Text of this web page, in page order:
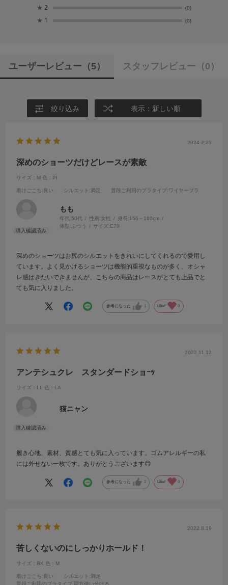
★ 2 (0)
★ 1 (0)
ユーザーレビュー （5） スタッフレビュー （0）
絞り込み 表示：新しい順
2024.2.25
深めのショーツだけどレースが素敵
サイズ：M 色：PI
着けごこち:良い シルエット :満足 普段ご利用のブラタイプ :ワイヤーブラ
もも
年代:50代 性別:女性 身長:156～160cm
体型: ふつう サイズ:E70
深めのショーツはお尻のシルエットをきれいにしてくれるので愛用し
ています。よく見かけるショーツは機能的重視なものが多く、オシャ
レ感はきたいできませんが、こちらの商品はレースがとても上品でと
ても気に入りました。
参考になった 1 Like! 0
2022.11.12
アンテシュクレ スタンダードショｰｯ
サイズ：LL 色：LA
猫ニャン
履き心地、素材、質感とても気に入っています。ゴムアレルギーの私
には外せない一枚です。ありがとうございます😊
参考になった 2 Like! 0
2022.8.19
苦しくないのにしっかりホールド！
サイズ：BK 色：M
着けごこち:良い シルエット :満足
普段ご利用のブラタイプ :両方使い分ける